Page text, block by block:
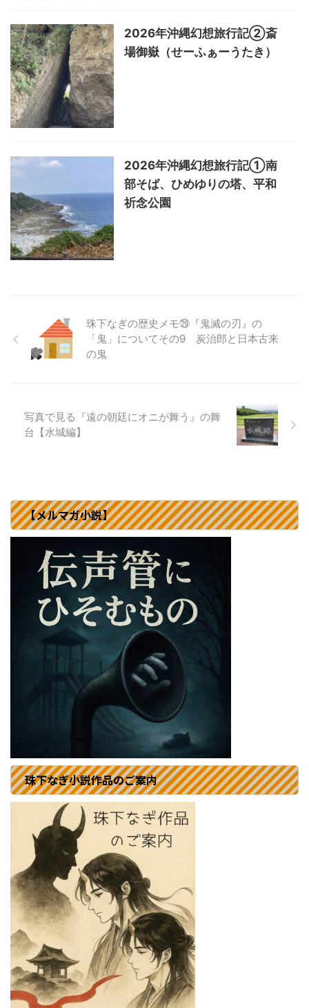
2026年沖縄幻想旅行記②斎
場御嶽（せーふぁーうたき）
2026年沖縄幻想旅行記①南
部そば、ひめゆりの塔、平和
祈念公園
珠下なぎの歴史メモ㉙『鬼滅の刃』の
「鬼」についてその9 炭治郎と日本古来
の鬼
写真で見る『遠の朝廷にオニが舞う』の舞
台【水城編】
【メルマガ小説】
珠下なぎ小説作品のご案内